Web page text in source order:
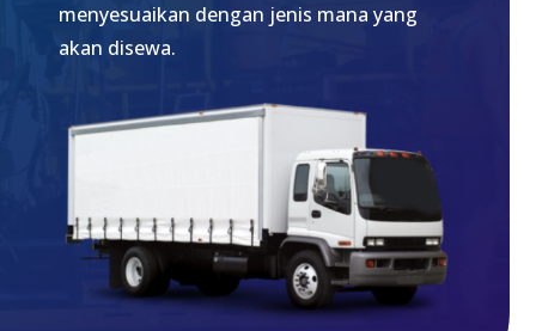
menyesuaikan dengan jenis mana yang
akan disewa.